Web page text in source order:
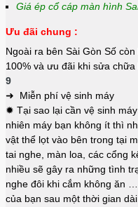
Giá ép cổ cáp màn hình
Ưu đãi chung :
Ngoài ra bên Sài Gòn Số
100% và ưu đãi khi sửa chữa
9
➜ Miễn phí vệ sinh máy
✹ Tại sao lại cần vệ sinh
nhiên máy bạn không ít thì
vật thể lọt vào bên trong tại
tai nghe, màn loa, các cổng
nhiều sẽ gây ra những tình
nghe đôi khi cắm không ăn
của bạn sau một thời gian